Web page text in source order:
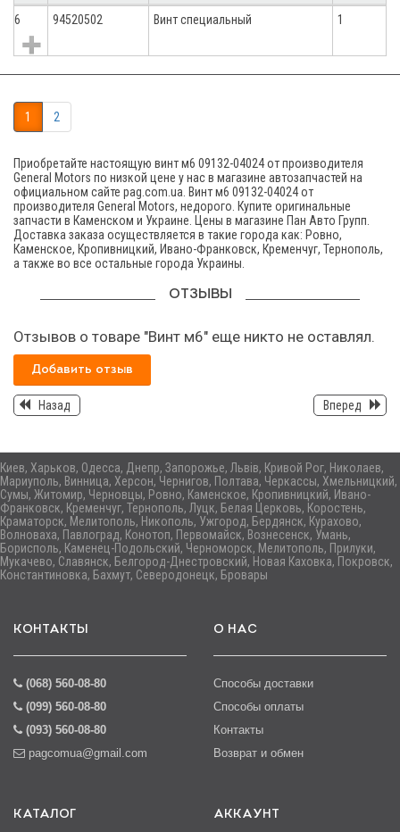
6 94520502 Винт специальный 1
1 2
Приобретайте настоящую винт м6 09132-04024 от производителя
General Motors по низкой цене у нас в магазине автозапчастей на
официальном сайте pag.com.ua. Винт м6 09132-04024 от
производителя General Motors, недорого. Купите оригинальные
запчасти в Каменском и Украине. Цены в магазине Пан Авто Групп.
Доставка заказа осуществляется в такие города как: Ровно,
Каменское, Кропивницкий, Ивано-Франковск, Кременчуг, Тернополь,
а также во все остальные города Украины.
ОТЗЫВЫ
Отзывов о товаре "Винт м6" еще никто не оставлял.
Добавить отзыв
Назад Вперед
Киев, Харьков, Одесса, Днепр, Запорожье, Львів, Кривой Рог, Николаев,
Мариуполь, Винница, Херсон, Чернигов, Полтава, Черкассы, Хмельницкий,
Сумы, Житомир, Черновцы, Ровно, Каменское, Кропивницкий, Ивано-
Франковск, Кременчуг, Тернополь, Луцк, Белая Церковь, Коростень,
Краматорск, Мелитополь, Никополь, Ужгород, Бердянск, Курахово,
Волноваха, Павлоград, Конотоп, Первомайск, Вознесенск, Умань,
Борисполь, Каменец-Подольский, Черноморск, Мелитополь, Прилуки,
Мукачево, Славянск, Белгород-Днестровский, Новая Каховка, Покровск,
Константиновка, Бахмут, Северодонецк, Бровары
КОНТАКТЫ
(068) 560-08-80
(099) 560-08-80
(093) 560-08-80
pagcomua@gmail.com
О НАС
Способы доставки
Способы оплаты
Контакты
Возврат и обмен
КАТАЛОГ АККАУНТ